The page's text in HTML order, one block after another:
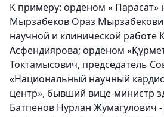
К примеру: орденом « Парасат»
Мырзабеков Ораз
научной и клинической работе
Асфендиярова; орденом
Токтамысович, председатель
«Национальный научный
центр», бывший вице-министр
Батпенов Нурлан Жумагулович